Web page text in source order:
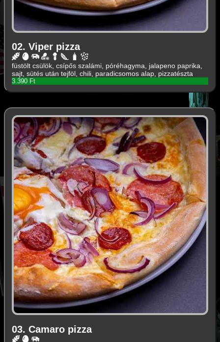
02. Viper pizza
füstölt csülök, csípős szalámi, póréhagyma, jalapeno paprika,
sajt, sütés után tejföl, chili, paradicsomos alap, pizzatészta
3.390 Ft
03. Camaro pizza